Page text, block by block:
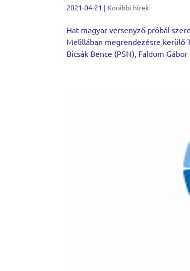
2021-04-21 | Korábbi hírek
Hat magyar versenyző próbál
Melillában megrendezésre kerülő
Bicsák Bence (PSN), Faldum